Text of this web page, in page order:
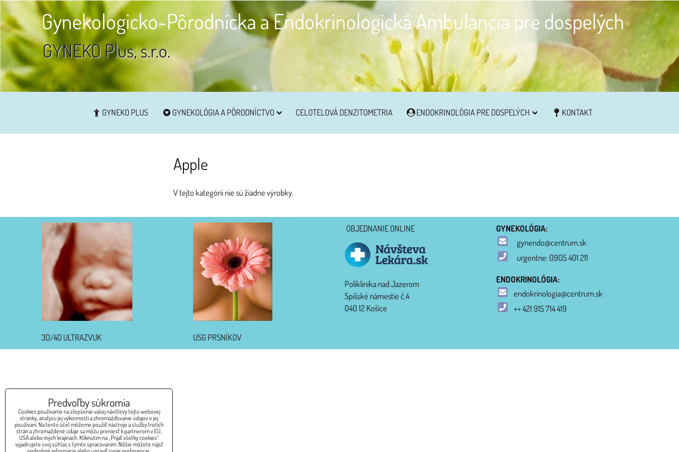
GYNEKO Plus, s.r.o.
Gynekologicko-Pôrodnícka a Endokrinologická Ambulancia pre dospelých
GYNEKO PLUS GYNEKOLÓGIA A PÔRODNÍCTVO CELOTELOVÁ DENZITOMETRIA ENDOKRINOLÓGIA PRE DOSPELÝCH KONTAKT
Apple
V tejto kategórii nie sú žiadne výrobky.
3D/4D ULTRAZVUK USG PRSNÍKOV
OBJEDNANIE ONLINE
Poliklinika nad Jazerom
Spišské námestie č.4
040 12 Košice
GYNEKOLÓGIA:
gynendo@centrum.sk
urgentne: 0905 401 211
ENDOKRINOLÓGIA:
endokrinologia@centrum.sk
++ 421 915 714 419
Predvoľby súkromia
Cookies používame na zlepšenie vašej návštevy tejto webovej
stránky, analýzu jej výkonnosti a zhromažďovanie údajov o jej
používaní. Na tento účel môžeme použiť nástroje a služby tretích
strán a zhromaždené údaje sa môžu preniesť k partnerom v EÚ,
USA alebo iných krajinách. Kliknutím na „Prijať všetky cookies“
vyjadrujete svoj súhlas s týmto spracovaním. Nižšie môžete nájsť